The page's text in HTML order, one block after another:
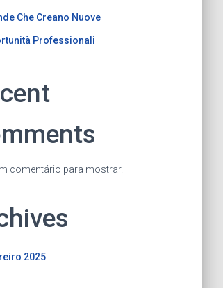
Che Creano Nuove
Professionali
comentário para mostrar.
2025